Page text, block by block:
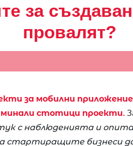
за
провалят?
за мобилни
минали стотици проекти.
с наблюденията и опита
стартиращите бизнеси